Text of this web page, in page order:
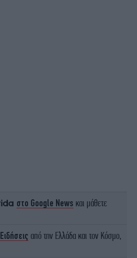
στο Google News και μάθετε
Ειδήσεις από την Ελλάδα και τον Κόσμο,